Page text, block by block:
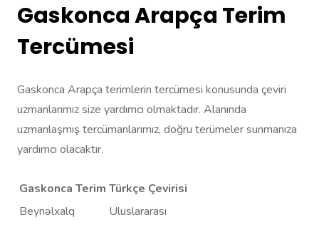
Gaskonca Arapça Terim
Tercümesi
Gaskonca Arapça terimlerin tercümesi konusunda çeviri
uzmanlarımız size yardımcı olmaktadır. Alanında
uzmanlaşmış tercümanlarımız, doğru terümeler sunmanıza
yardımcı olacaktır.
Gaskonca Terim Türkçe Çevirisi
Beynəlxalq
Uluslararası